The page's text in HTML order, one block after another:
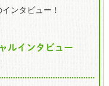
ンタビュー！
ルインタビュー